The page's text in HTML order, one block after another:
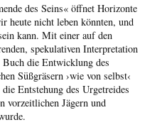
des Seins« öffnet Horizonte
heute nicht leben könnten, und
kann. Mit einer auf den
spekulativen Interpretation
Buch die Entwicklung des
Süßgräsern ›wie von selbst‹
Entstehung des Urgetreides
vorzeitlichen Jägern und